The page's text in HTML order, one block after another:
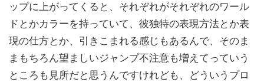
ップに上がってくると、それぞれがそれぞれのワール
ドとかカラーを持っていて、彼独特の表現方法とか表
現の仕方とか、引きこまれる感じもあるんで、そのま
まもちろん望ましいジャンプ不注意も増えてっていう
ところも見所だと思うんですけれども、どういうプロ